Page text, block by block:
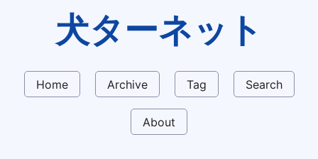
犬ターネット
Home Archive Tag Search
About